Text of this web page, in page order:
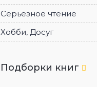
Серьезное чтение
Хобби, Досуг
Подборки книг